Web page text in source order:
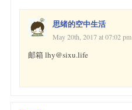
思绪的空中生活
May 20th, 2017 at 07:02 pm
邮箱 lhy@sixu.life